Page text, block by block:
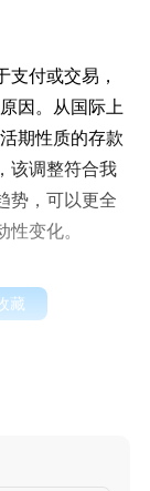
付或交易，
因。从国际上
期性质的存款
该调整符合我
势，可以更全
变化。
藏